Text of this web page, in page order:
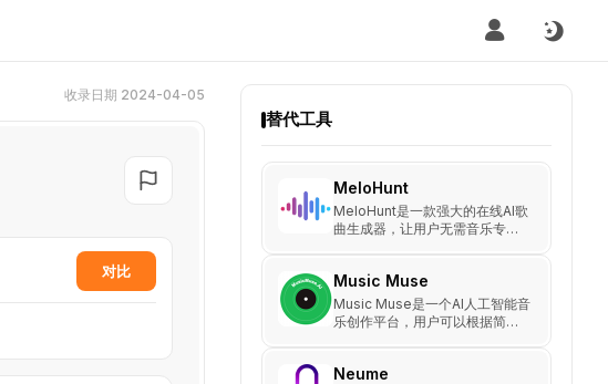
收录日期 2024-04-05
对比
替代工具
MeloHunt
MeloHunt是一款强大的在线AI歌
曲生成器，让用户无需音乐专业
Music Muse
Music Muse是一个AI人工智能音
乐创作平台，用户可以根据简单
Neume